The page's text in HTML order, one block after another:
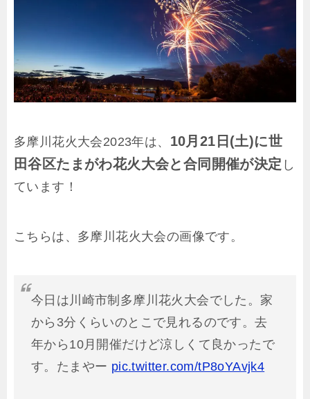
多摩川花火大会2023年は、 10月21日(土)に世
田谷区たまがわ花火大会と合同開催が決定 し
ています！
こちらは、多摩川花火大会の画像です。
今日は川崎市制多摩川花火大会でした。家
から3分くらいのとこで見れるのです。去
年から10月開催だけど涼しくて良かったで
す。たまやー pic.twitter.com/tP8oYAvjk4